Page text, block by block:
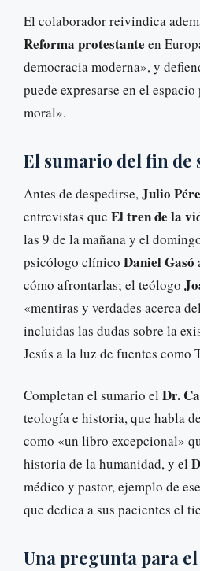
El colaborador reivindica
Reforma protestante en
democracia moderna», y
puede expresarse en el
moral».
El sumario del fin de
Antes de despedirse,Julio
entrevistas que El tren de la
las 9 de la mañana y el
psicólogo clínico Daniel Gasó
cómo afrontarlas; el teólogo
«mentiras y verdades acerca
incluidas las dudas sobre la
Jesús a la luz de fuentes como
Completan el sumario el Dr.
teología e historia, que habla
como «un libro excepcional»
historia de la humanidad, y el
médico y pastor, ejemplo de
que dedica a sus pacientes el
Una pregunta para